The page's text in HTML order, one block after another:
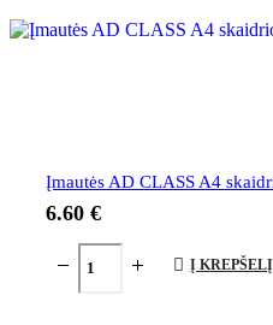
Įmautės AD CLASS A4
6.60 €
Į KREPŠELĮ